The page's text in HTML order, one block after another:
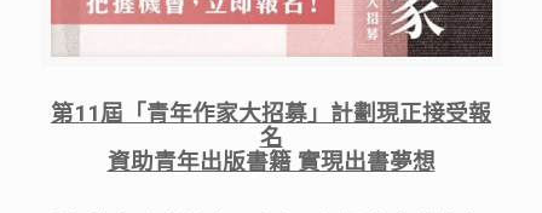
第11屆「青年作家大招募」計劃現正接受報
名
資助青年出版書籍 實現出書夢想